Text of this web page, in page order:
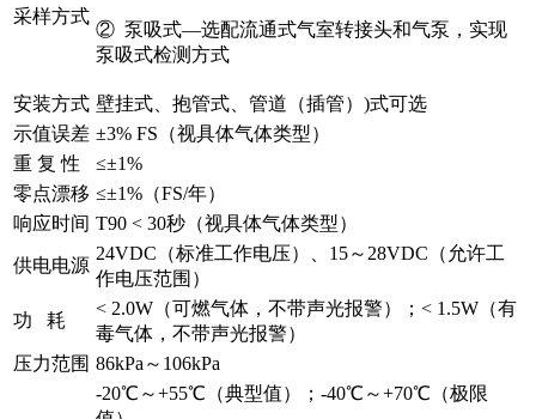
采样方式
② 泵吸式—选配流通式气室转接头和气泵，实现
泵吸式检测方式
安装方式 壁挂式、抱管式、管道（插管）)式可选
示值误差 ±3% FS（视具体气体类型）
重 复 性
≤±1%
零点漂移 ≤±1%（FS/年）
响应时间 T90 < 30秒（视具体气体类型）
供电电源
24VDC（标准工作电压）、15～28VDC（允许工
作电压范围）
功 耗
< 2.0W（可燃气体，不带声光报警）；< 1.5W（有
毒气体，不带声光报警）
压力范围 86kPa～106kPa
-20℃～+55℃（典型值）；-40℃～+70℃（极限